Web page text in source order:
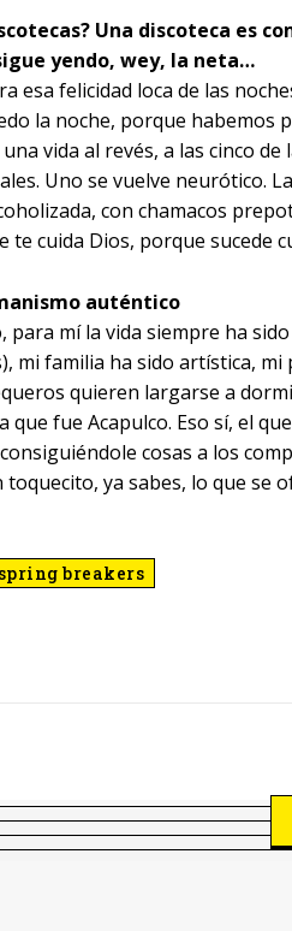
Una discoteca es
yendo, wey, la neta…
esa felicidad loca de las
la noche, porque habemos
vida al revés, a las cinco
Uno se vuelve neurótico.
con chamacos
te cuida Dios, porque sucede
auténtico
mí la vida siempre ha
mi familia ha sido artística, mi
quieren largarse a
que fue Acapulco. Eso sí, el
cosas a los
ya sabes, lo que se
spring breakers